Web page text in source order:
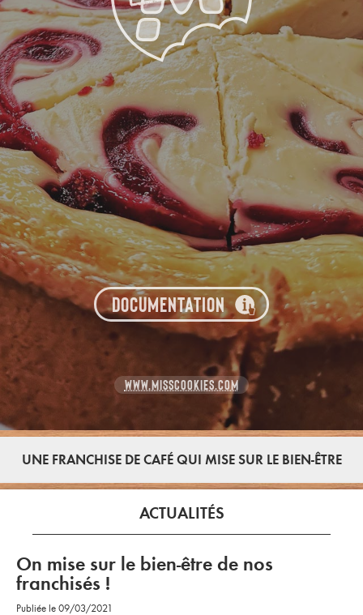
DOCUMENTATION
WWW.MISSCOOKIES.COM
UNE FRANCHISE DE CAFÉ QUI MISE SUR LE BIEN-ÊTRE
ACTUALITÉS
On mise sur le bien-être de nos
franchisés !
Publiée le 09/03/2021